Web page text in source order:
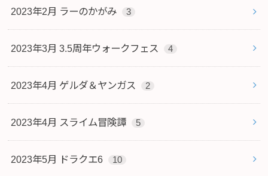
2023年2月 ラーのかがみ 3
2023年3月 3.5周年ウォークフェス 4
2023年4月 ゲルダ＆ヤンガス 2
2023年4月 スライム冒険譚 5
2023年5月 ドラクエ6 10